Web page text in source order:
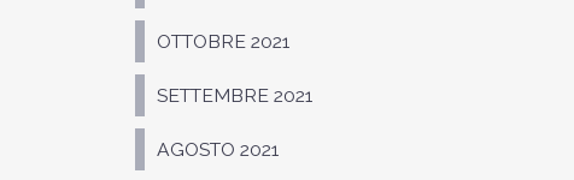
OTTOBRE 2021
SETTEMBRE 2021
AGOSTO 2021